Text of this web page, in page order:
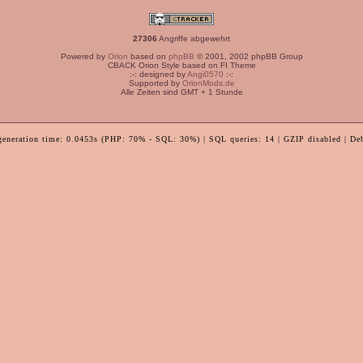
27306 Angriffe abgewehrt
Powered by Orion based on phpBB © 2001, 2002 phpBB Group
CBACK Orion Style based on FI Theme
:-: designed byAngi0570 :-:
Supported by OrionMods.de
Alle Zeiten sind GMT + 1 Stunde
time: 0.0453s (PHP: 70% - SQL: 30%) | SQL queries: 14 | GZIP disabled |